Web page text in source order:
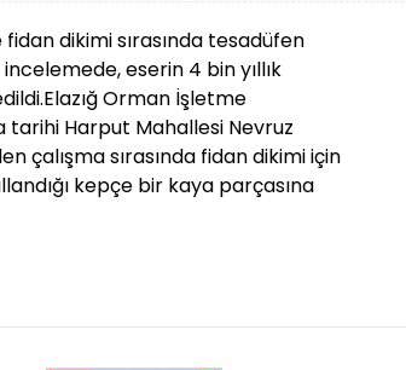
dikimi sırasında tesadüfen
eserin 4 bin yıllık
ElazığOrman İşletme
tarihi Harput Mahallesi Nevruz
çalışma sırasında fidan dikimi için
kepçe bir kaya parçasına